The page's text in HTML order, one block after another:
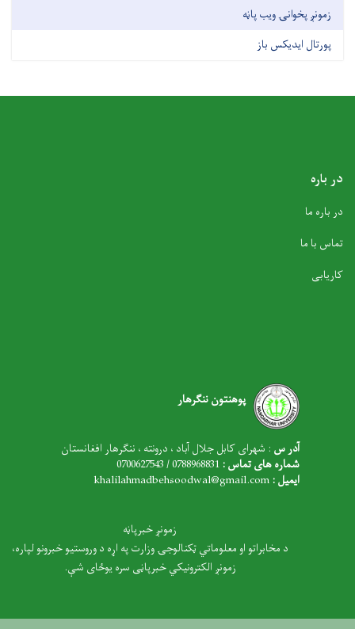
زمونږ پخوانۍ ویب پاڼه
پورتال ایدیکس باز
در باره
در باره ما
تماس با ما
کاریابی
پوهنتون ننگرهار
آدر س : شهرای کابل جلال آباد ، درونته ، ننگرهار افغانستان
شماره های تماس :
ایمیل : khalilahmadbehsoodwal@gmail.com
زمونږ خبرپاڼه
د مخابراتو او معلوماتي ټکنالوجۍ وزارت په اړه د وروستیو خبرونو لپاره،
زمونږ الکترونیکي خبرپاڼی سره یوځای شې.